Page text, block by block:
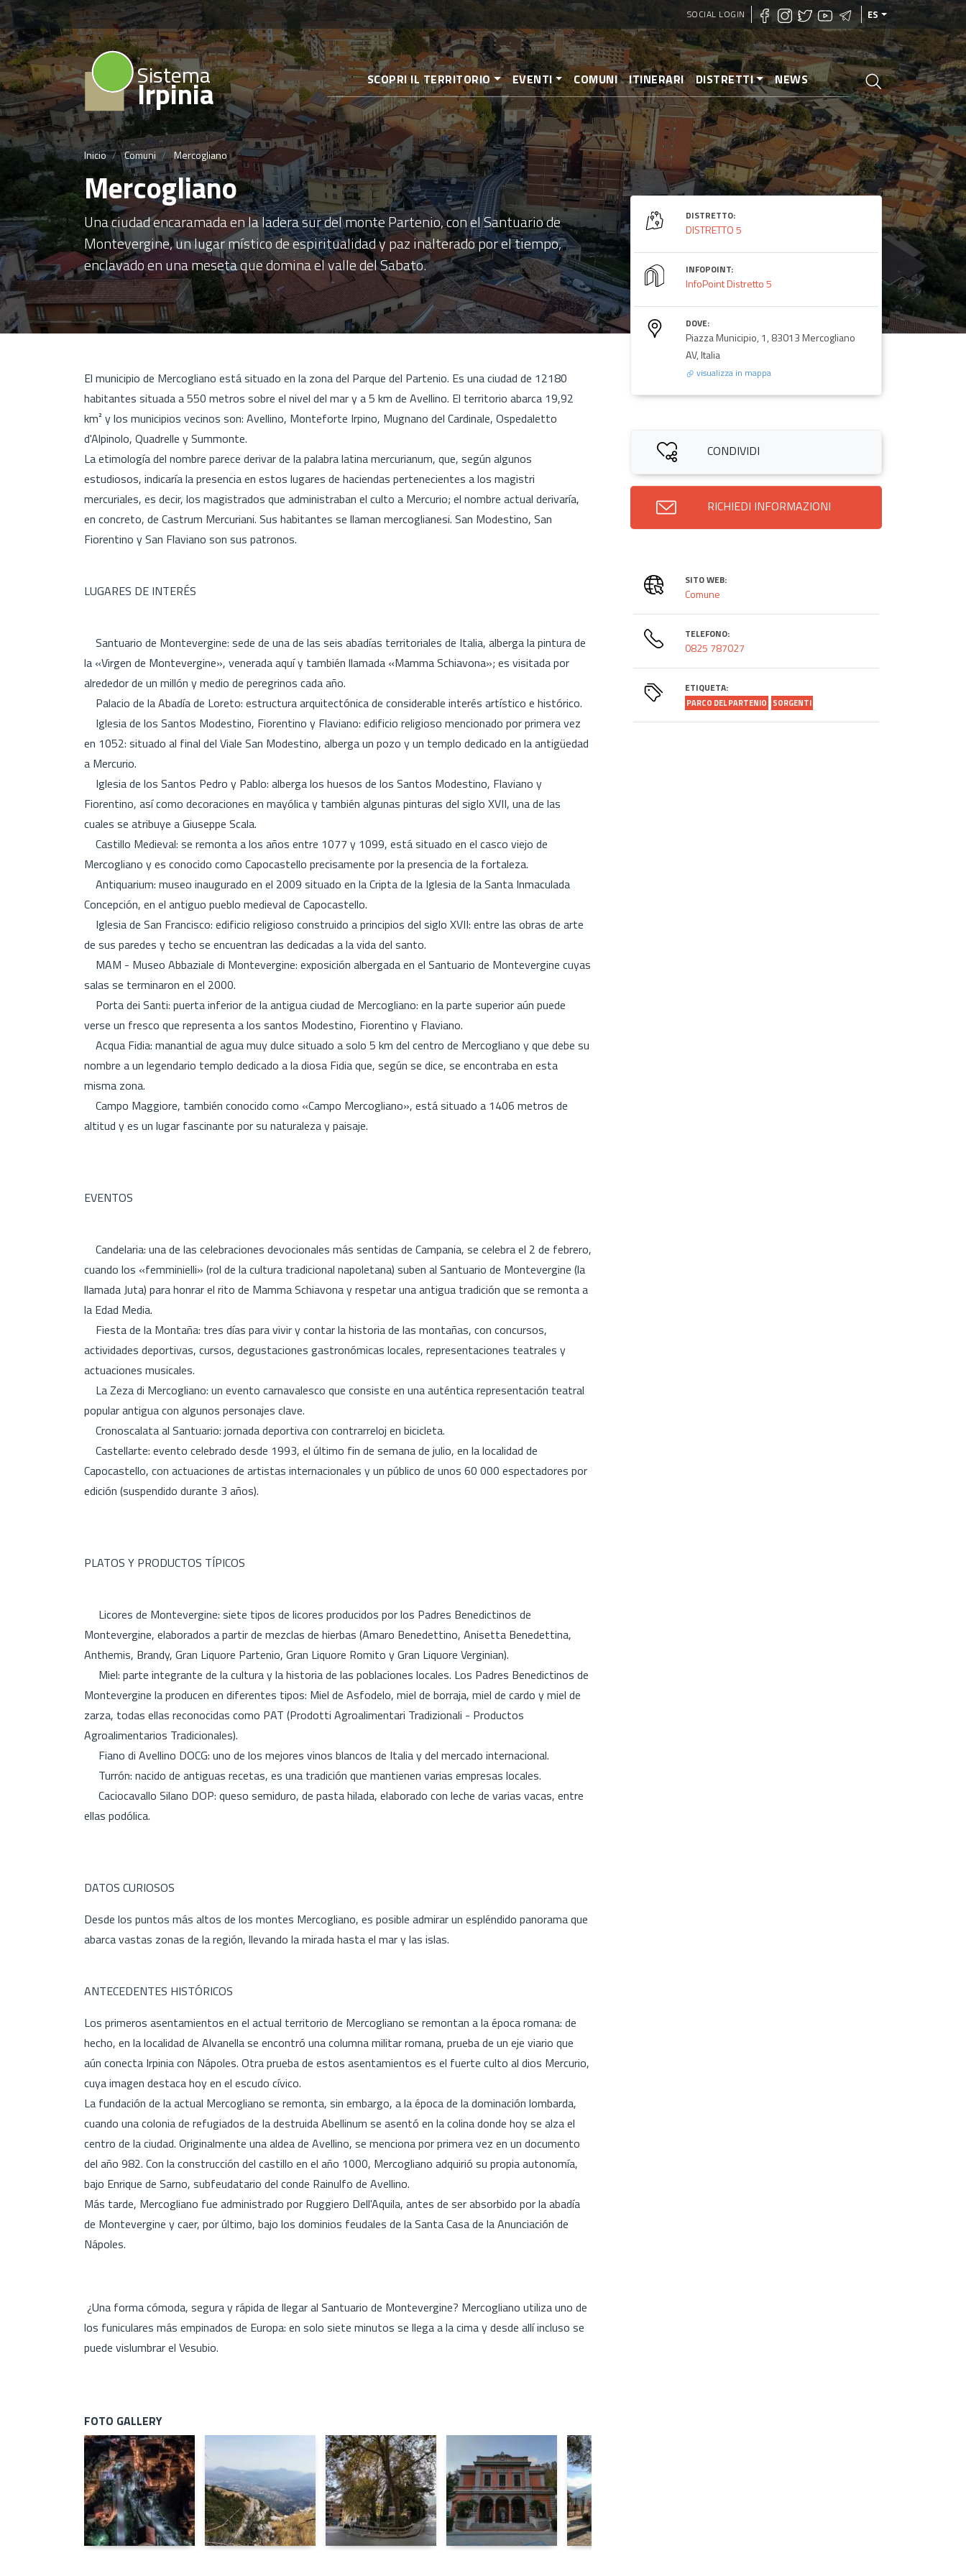
Pasar
al
contenido
principal
SOCIAL LOGIN ES
Sistema
Irpinia SCOPRI IL TERRITORIO EVENTI COMUNI ITINERARI DISTRETTI NEWS
Inicio Comuni Mercogliano
Mercogliano
Una ciudad encaramada en la ladera sur del monte Partenio, con el Santuario de
Montevergine, un lugar místico de espiritualidad y paz inalterado por el tiempo,
enclavado en una meseta que domina el valle del Sabato.
El municipio de Mercogliano está situado en la zona del Parque del Partenio. Es una ciudad de 12180
habitantes situada a 550 metros sobre el nivel del mar y a 5 km de Avellino. El territorio abarca 19,92
km² y los municipios vecinos son: Avellino, Monteforte Irpino, Mugnano del Cardinale, Ospedaletto
d'Alpinolo, Quadrelle y Summonte.
La etimología del nombre parece derivar de la palabra latina mercurianum, que, según algunos
estudiosos, indicaría la presencia en estos lugares de haciendas pertenecientes a los magistri
mercuriales, es decir, los magistrados que administraban el culto a Mercurio; el nombre actual derivaría,
en concreto, de Castrum Mercuriani. Sus habitantes se llaman mercoglianesi. San Modestino, San
Fiorentino y San Flaviano son sus patronos.
LUGARES DE INTERÉS
Santuario de Montevergine: sede de una de las seis abadías territoriales de Italia, alberga la pintura de
la «Virgen de Montevergine», venerada aquí y también llamada «Mamma Schiavona»; es visitada por
alrededor de un millón y medio de peregrinos cada año.
Palacio de la Abadía de Loreto: estructura arquitectónica de considerable interés artístico e histórico.
Iglesia de los Santos Modestino, Fiorentino y Flaviano: edificio religioso mencionado por primera vez
en 1052: situado al final del Viale San Modestino, alberga un pozo y un templo dedicado en la antigüedad
a Mercurio.
Iglesia de los Santos Pedro y Pablo: alberga los huesos de los Santos Modestino, Flaviano y
Fiorentino, así como decoraciones en mayólica y también algunas pinturas del siglo XVII, una de las
cuales se atribuye a Giuseppe Scala.
Castillo Medieval: se remonta a los años entre 1077 y 1099, está situado en el casco viejo de
Mercogliano y es conocido como Capocastello precisamente por la presencia de la fortaleza.
Antiquarium: museo inaugurado en el 2009 situado en la Cripta de la Iglesia de la Santa Inmaculada
Concepción, en el antiguo pueblo medieval de Capocastello.
Iglesia de San Francisco: edificio religioso construido a principios del siglo XVII: entre las obras de arte
de sus paredes y techo se encuentran las dedicadas a la vida del santo.
MAM - Museo Abbaziale di Montevergine: exposición albergada en el Santuario de Montevergine cuyas
salas se terminaron en el 2000.
Porta dei Santi: puerta inferior de la antigua ciudad de Mercogliano: en la parte superior aún puede
verse un fresco que representa a los santos Modestino, Fiorentino y Flaviano.
Acqua Fidia: manantial de agua muy dulce situado a solo 5 km del centro de Mercogliano y que debe su
nombre a un legendario templo dedicado a la diosa Fidia que, según se dice, se encontraba en esta
misma zona.
Campo Maggiore, también conocido como «Campo Mercogliano», está situado a 1406 metros de
altitud y es un lugar fascinante por su naturaleza y paisaje.
EVENTOS
Candelaria: una de las celebraciones devocionales más sentidas de Campania, se celebra el 2 de febrero,
cuando los «femminielli» (rol de la cultura tradicional napoletana) suben al Santuario de Montevergine (la
llamada Juta) para honrar el rito de Mamma Schiavona y respetar una antigua tradición que se remonta a
la Edad Media.
Fiesta de la Montaña: tres días para vivir y contar la historia de las montañas, con concursos,
actividades deportivas, cursos, degustaciones gastronómicas locales, representaciones teatrales y
actuaciones musicales.
La Zeza di Mercogliano: un evento carnavalesco que consiste en una auténtica representación teatral
popular antigua con algunos personajes clave.
Cronoscalata al Santuario: jornada deportiva con contrarreloj en bicicleta.
Castellarte: evento celebrado desde 1993, el último fin de semana de julio, en la localidad de
Capocastello, con actuaciones de artistas internacionales y un público de unos 60 000 espectadores por
edición (suspendido durante 3 años).
PLATOS Y PRODUCTOS TÍPICOS
Licores de Montevergine: siete tipos de licores producidos por los Padres Benedictinos de
Montevergine, elaborados a partir de mezclas de hierbas (Amaro Benedettino, Anisetta Benedettina,
Anthemis, Brandy, Gran Liquore Partenio, Gran Liquore Romito y Gran Liquore Verginian).
Miel: parte integrante de la cultura y la historia de las poblaciones locales. Los Padres Benedictinos de
Montevergine la producen en diferentes tipos: Miel de Asfodelo, miel de borraja, miel de cardo y miel de
zarza, todas ellas reconocidas como PAT (Prodotti Agroalimentari Tradizionali - Productos
Agroalimentarios Tradicionales).
Fiano di Avellino DOCG: uno de los mejores vinos blancos de Italia y del mercado internacional.
Turrón: nacido de antiguas recetas, es una tradición que mantienen varias empresas locales.
Caciocavallo Silano DOP: queso semiduro, de pasta hilada, elaborado con leche de varias vacas, entre
ellas podólica.
DATOS CURIOSOS
Desde los puntos más altos de los montes Mercogliano, es posible admirar un espléndido panorama que
abarca vastas zonas de la región, llevando la mirada hasta el mar y las islas.
ANTECEDENTES HISTÓRICOS
Los primeros asentamientos en el actual territorio de Mercogliano se remontan a la época romana: de
hecho, en la localidad de Alvanella se encontró una columna militar romana, prueba de un eje viario que
aún conecta Irpinia con Nápoles. Otra prueba de estos asentamientos es el fuerte culto al dios Mercurio,
cuya imagen destaca hoy en el escudo cívico.
La fundación de la actual Mercogliano se remonta, sin embargo, a la época de la dominación lombarda,
cuando una colonia de refugiados de la destruida Abellinum se asentó en la colina donde hoy se alza el
centro de la ciudad. Originalmente una aldea de Avellino, se menciona por primera vez en un documento
del año 982. Con la construcción del castillo en el año 1000, Mercogliano adquirió su propia autonomía,
bajo Enrique de Sarno, subfeudatario del conde Rainulfo de Avellino.
Más tarde, Mercogliano fue administrado por Ruggiero Dell'Aquila, antes de ser absorbido por la abadía
de Montevergine y caer, por último, bajo los dominios feudales de la Santa Casa de la Anunciación de
Nápoles.
¿Una forma cómoda, segura y rápida de llegar al Santuario de Montevergine? Mercogliano utiliza uno de
los funiculares más empinados de Europa: en solo siete minutos se llega a la cima y desde allí incluso se
puede vislumbrar el Vesubio.
FOTO GALLERY
DISTRETTO:
DISTRETTO 5
INFOPOINT:
InfoPoint Distretto 5
DOVE:
Piazza Municipio, 1, 83013 Mercogliano
AV, Italia
visualizza in mappa
CONDIVIDI
RICHIEDI INFORMAZIONI
SITO WEB:
Comune
TELEFONO:
0825 787027
ETIQUETA:
PARCO DEL PARTENIO SORGENTI